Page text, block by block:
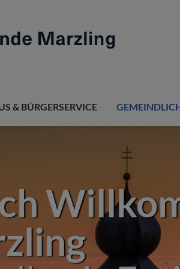
& BÜRGERSERVICE